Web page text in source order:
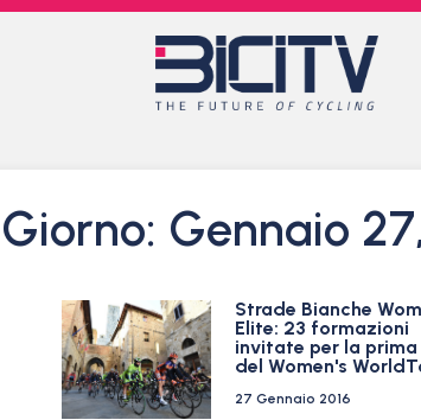
Giorno: Gennaio
Strade Bianche
Elite: 23 formazioni
invitate per la prima
del Women's
27 Gennaio 2016